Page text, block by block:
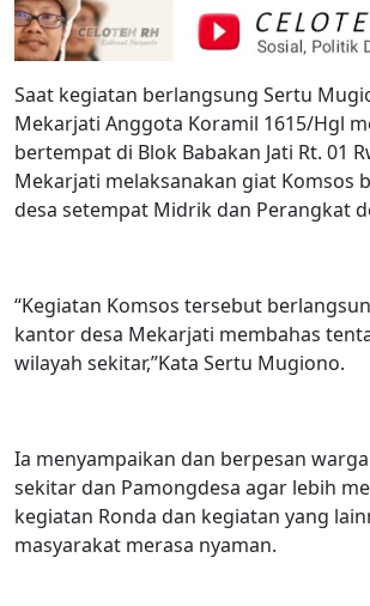
Saat kegiatan berlangsung Sertu
Mekarjati Anggota Koramil 1615/Hgl
bertempat di Blok Babakan Jati Rt. 01
Mekarjati melaksanakan giat Komsos
desa setempat Midrik dan Perangkat
“Kegiatan Komsos tersebut
kantor desa Mekarjati membahas
wilayah sekitar,”Kata Sertu Mugiono.
Ia menyampaikan dan berpesan
sekitar dan Pamongdesa agar lebih
kegiatan Ronda dan kegiatan yang
masyarakat merasa nyaman.